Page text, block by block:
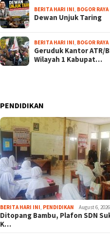
BERITA HARI INI BOGOR RAYA
Dewan Unjuk Taring
BERITA HARI INI BOGOR RAYA
Geruduk Kantor ATR/
Wilayah 1 Kabupat…
PENDIDIKAN
BERITA HARI INI PENDIDIKAN August 6, 2026
Ditopang Bambu, Plafon SDN
K…